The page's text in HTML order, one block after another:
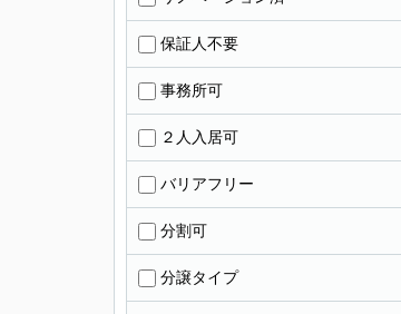
保証人不要
事務所可
２人入居可
バリアフリー
分割可
分譲タイプ